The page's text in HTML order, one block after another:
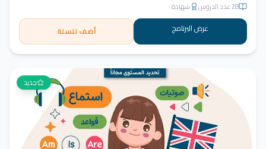
28عدد الدروس شهادة
عرض البرنامج أضف للسلة
جديد